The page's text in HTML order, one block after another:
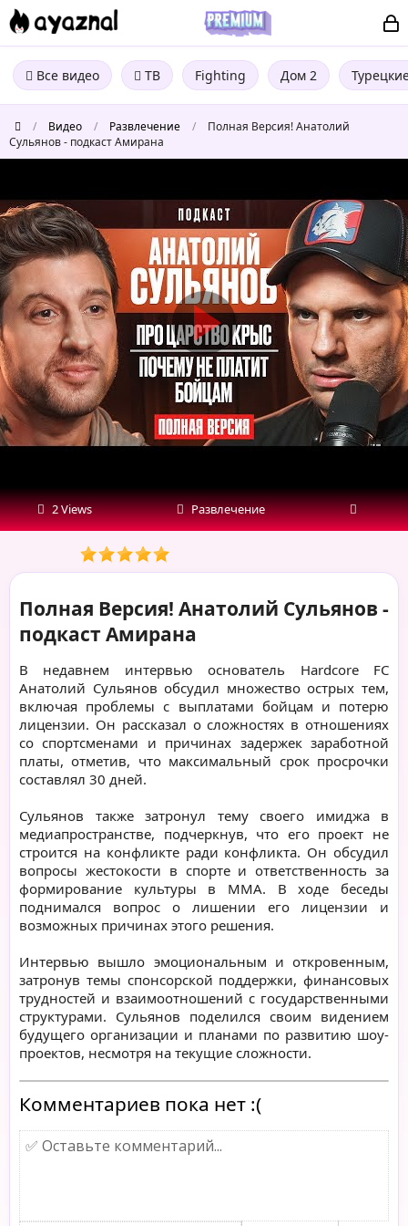
Все видео ТВ Fighting Дом 2
/ Видео / Развлечение /
Полная Версия! Анатолий
Сульянов - подкаст Амирана
Версия!
Анатолий
Сульянов
-
подкаст
Амирана
2 Views Развлечение
Полная Версия! Анатолий Сульянов -
подкаст Амирана
В недавнем интервью основатель Hardcore FC
Анатолий Сульянов обсудил множество острых тем,
включая проблемы с выплатами бойцам и потерю
лицензии. Он рассказал о сложностях в отношениях
со спортсменами и причинах задержек заработной
платы, отметив, что максимальный срок просрочки
составлял 30 дней.
Сульянов также затронул тему своего имиджа в
медиапространстве, подчеркнув, что его проект не
строится на конфликте ради конфликта. Он обсудил
вопросы жестокости в спорте и ответственность за
формирование культуры в ММА. В ходе беседы
поднимался вопрос о лишении его лицензии и
возможных причинах этого решения.
Интервью вышло эмоциональным и откровенным,
затронув темы спонсорской поддержки, финансовых
трудностей и взаимоотношений с государственными
структурами. Сульянов поделился своим видением
будущего организации и планами по развитию шоу-
проектов, несмотря на текущие сложности.
Комментариев пока нет :(